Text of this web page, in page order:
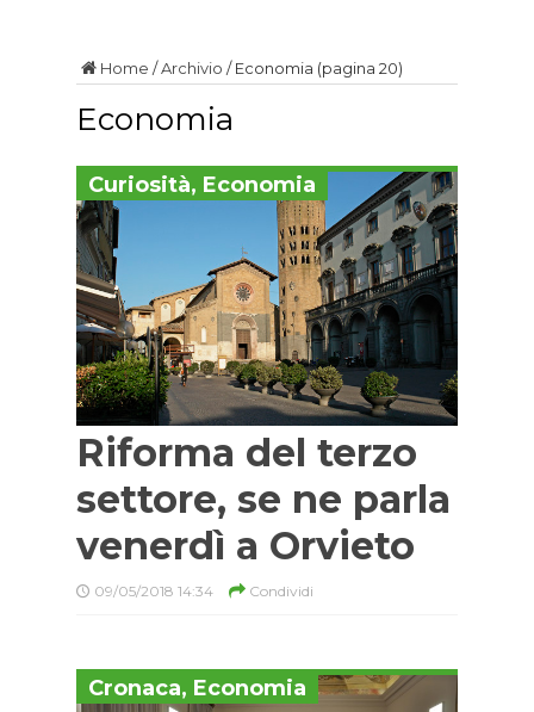
Home /Archivio /Economia (pagina 20)
Economia
Curiosità, Economia
Riforma del terzo
settore, se ne parla
venerdì a Orvieto
09/05/2018 14:34 Condividi
Cronaca, Economia